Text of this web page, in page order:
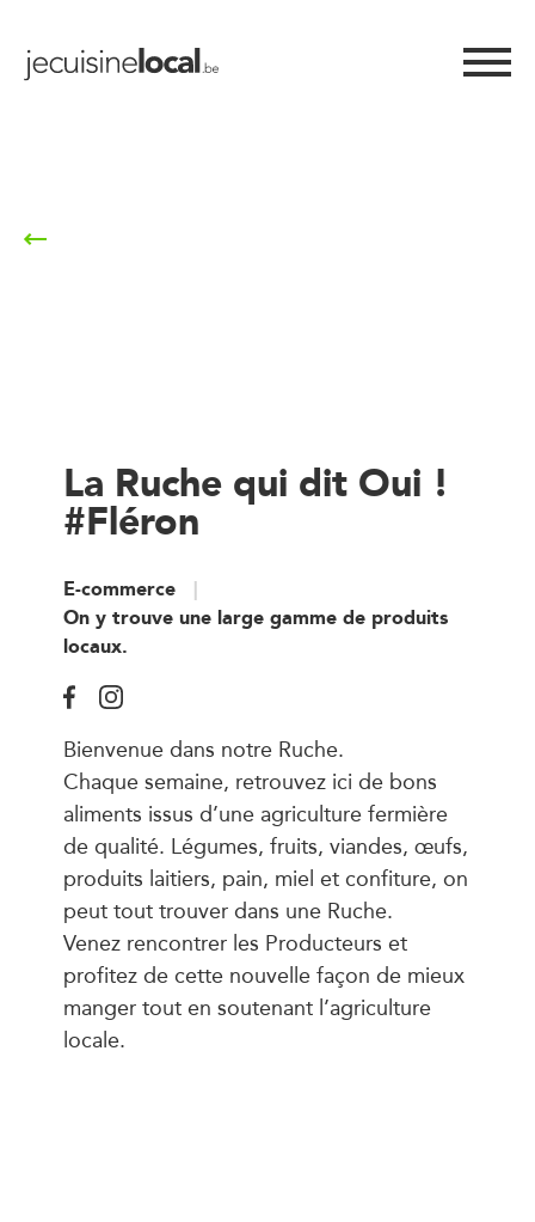
La Ruche qui dit Oui !
#Fléron
E-commerce
On y trouve une large gamme de produits
locaux.
Bienvenue dans notre Ruche.
Chaque semaine, retrouvez ici de bons
aliments issus d’une agriculture fermière
de qualité. Légumes, fruits, viandes, œufs,
produits laitiers, pain, miel et confiture, on
peut tout trouver dans une Ruche.
Venez rencontrer les Producteurs et
profitez de cette nouvelle façon de mieux
manger tout en soutenant l’agriculture
locale.